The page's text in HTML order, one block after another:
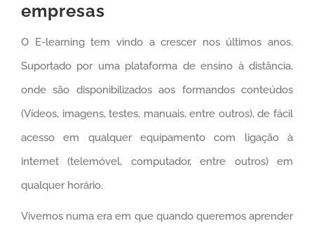
empresas
O E-learning tem vindo a crescer nos últimos anos.
Suportado por uma plataforma de ensino à distância,
onde são disponibilizados aos formandos conteúdos
(Vídeos, imagens, testes, manuais, entre outros), de fácil
acesso em qualquer equipamento com ligação à
internet (telemóvel, computador, entre outros) em
qualquer horário.
Vivemos numa era em que quando queremos aprender